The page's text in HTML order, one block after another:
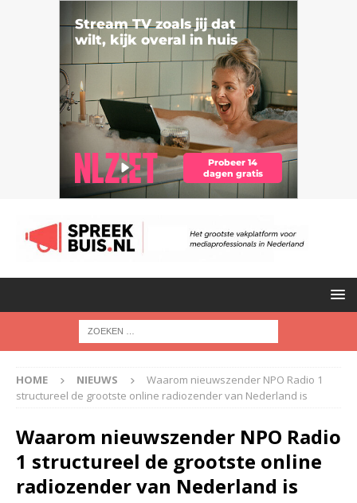
HOME NIEUWS
Waarom nieuwszender NPO Radio 1
structureel de grootste online radiozender van Nederland is
Waarom nieuwszender NPO Radio
1 structureel de grootste online
radiozender van Nederland is